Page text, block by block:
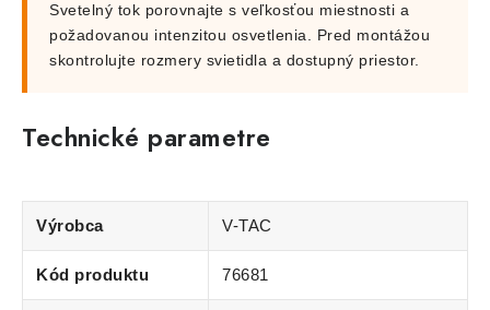
Svetelný tok porovnajte s veľkosťou miestnosti a
požadovanou intenzitou osvetlenia. Pred montážou
skontrolujte rozmery svietidla a dostupný priestor.
Technické parametre
Výrobca V-TAC
Kód produktu 76681